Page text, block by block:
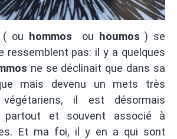
( ou hommos ou houmos ) se
ressemblent pas: il y a quelques
ne se déclinait que dans sa
mais devenu un mets très
il est désormais
partout et souvent associé à
Et ma foi, il y en a qui sont